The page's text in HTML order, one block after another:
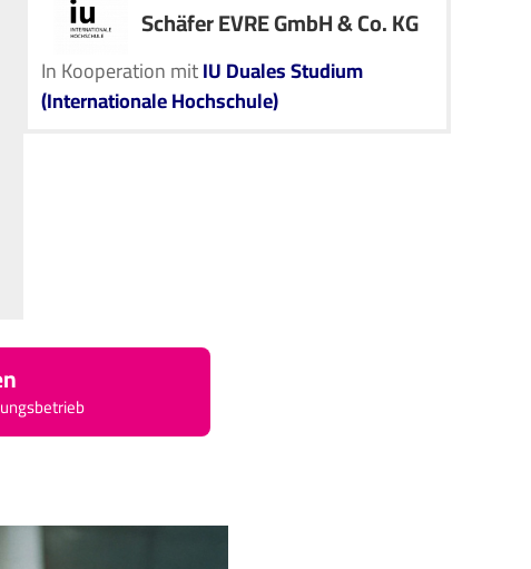
Schäfer EVRE GmbH & Co. KG
In Kooperation mitIU Duales Studium
(Internationale Hochschule)